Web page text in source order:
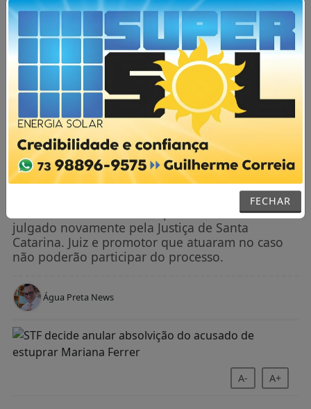
AGORA AO VIVO
FECHAR
NOTÍCIAS / NACIONAL
STF decide anular absolvição do
acusado de estuprar Mariana Ferrer
Decisão foi unânime e empresário deverá ser
julgado novamente pela Justiça de Santa
Catarina. Juiz e promotor que atuaram no caso
não poderão participar do processo.
Água Preta News
A- A+